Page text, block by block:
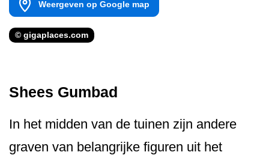
Weergeven op Google map
© gigaplaces.com
Shees Gumbad
In het midden van de tuinen zijn andere
graven van belangrijke figuren uit het